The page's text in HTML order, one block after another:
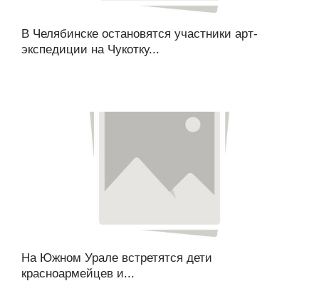
В Челябинске остановятся участники арт-
экспедиции на Чукотку...
На Южном Урале встретятся дети
красноармейцев и...